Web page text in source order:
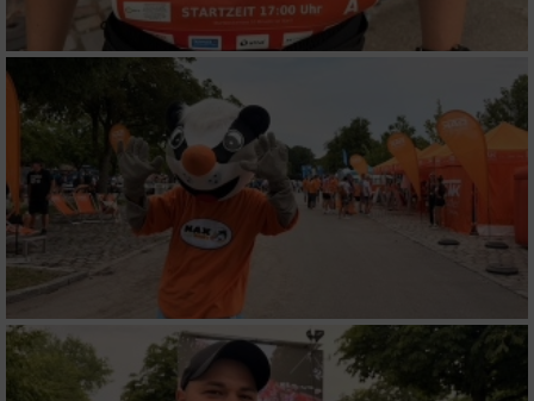
Entwicklung und Verbesserung der Angebote
Verwendung reduzierter Daten zur Auswahl
von Inhalten
IAB-Besonderheiten:
Verwendung genauer Standortdaten
Geräte anhand von aktiv angeforderten
Informationen identifizieren
Nicht-IAB-Verarbeitungszwecke:
Notwendig